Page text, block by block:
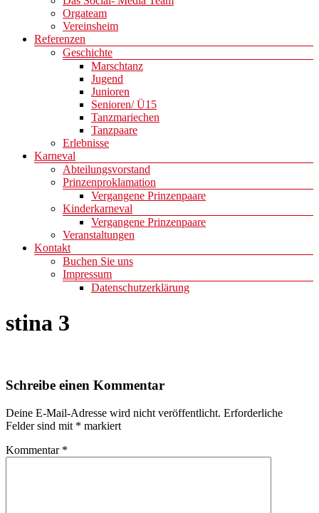
Orgateam
Vereinsheim
Referenzen
Geschichte
Marschtanz
Jugend
Junioren
Senioren/ Ü15
Tanzmariechen
Tanzpaare
Erlebnisse
Karneval
Abteilungsvorstand
Prinzenproklamation
Vergangene Prinzenpaare
Kinderkarneval
Vergangene Prinzenpaare
Veranstaltungen
Kontakt
Buchen Sie uns
Impressum
Datenschutzerklärung
stina 3
Schreibe einen Kommentar
Deine E-Mail-Adresse wird nicht veröffentlicht. Erforderliche
Felder sind mit * markiert
Kommentar *